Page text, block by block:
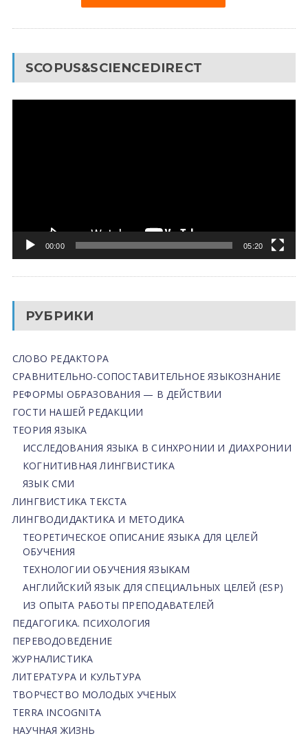
SCOPUS&SCIENCEDIRECT
00:00 05:20
РУБРИКИ
СЛОВО РЕДАКТОРА
СРАВНИТЕЛЬНО-СОПОСТАВИТЕЛЬНОЕ ЯЗЫКОЗНАНИЕ
РЕФОРМЫ ОБРАЗОВАНИЯ — В ДЕЙСТВИИ
ГОСТИ НАШЕЙ РЕДАКЦИИ
ТЕОРИЯ ЯЗЫКА
ИССЛЕДОВАНИЯ ЯЗЫКА В СИНХРОНИИ И ДИАХРОНИИ
КОГНИТИВНАЯ ЛИНГВИСТИКА
ЯЗЫК СМИ
ЛИНГВИСТИКА ТЕКСТА
ЛИНГВОДИДАКТИКА И МЕТОДИКА
ТЕОРЕТИЧЕСКОЕ ОПИСАНИЕ ЯЗЫКА ДЛЯ ЦЕЛЕЙ
ОБУЧЕНИЯ
ТЕХНОЛОГИИ ОБУЧЕНИЯ ЯЗЫКАМ
АНГЛИЙСКИЙ ЯЗЫК ДЛЯ СПЕЦИАЛЬНЫХ ЦЕЛЕЙ (ESP)
ИЗ ОПЫТА РАБОТЫ ПРЕПОДАВАТЕЛЕЙ
ПЕДАГОГИКА. ПСИХОЛОГИЯ
ПЕРЕВОДОВЕДЕНИЕ
ЖУРНАЛИСТИКА
ЛИТЕРАТУРА И КУЛЬТУРА
ТВОРЧЕСТВО МОЛОДЫХ УЧЕНЫХ
TERRA INCOGNITA
НАУЧНАЯ ЖИЗНЬ